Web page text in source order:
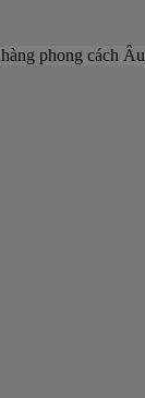
phong cách Âu